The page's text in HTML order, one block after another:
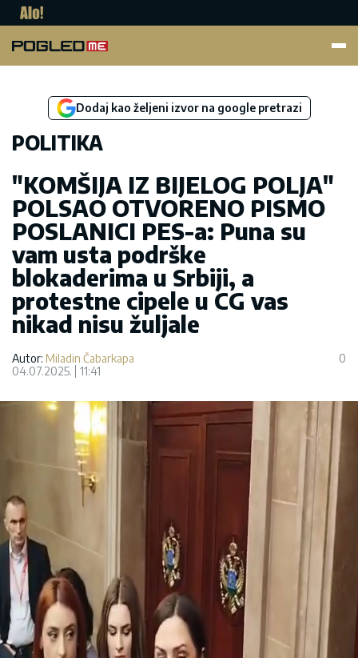
Dodaj kao željeni izvor na google pretrazi
POLITIKA
"KOMŠIJA IZ BIJELOG POLJA"
POLSAO OTVORENO PISMO
POSLANICI PES-a: Puna su
vam usta podrške
blokaderima u Srbiji, a
protestne cipele u CG vas
nikad nisu žuljale
Autor: Miladin Čabarkapa
04.07.2025.
11:41
0